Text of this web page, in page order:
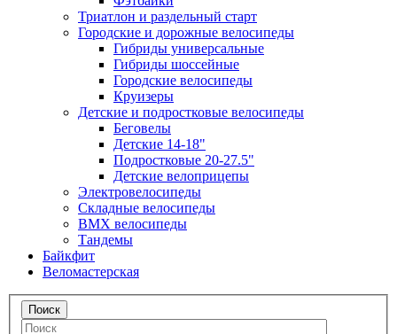
Триатлон и раздельный старт
Городские и дорожные велосипеды
Гибриды универсальные
Гибриды шоссейные
Городские велосипеды
Круизеры
Детские и подростковые велосипеды
Беговелы
Детские 14-18"
Подростковые 20-27.5"
Детские велоприцепы
Электровелосипеды
Складные велосипеды
BMX велосипеды
Тандемы
Байкфит
Веломастерская